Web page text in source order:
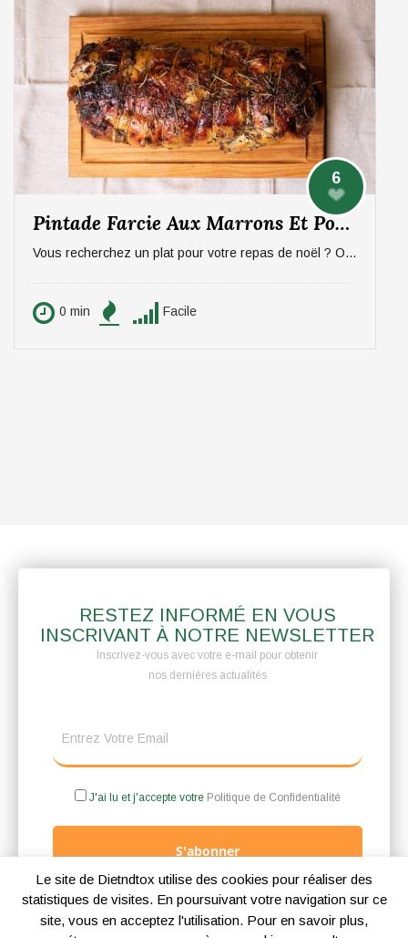
6
Pintade Farcie Aux Marrons Et Pommes, Sauce Aux Morilles
Vous recherchez un plat pour votre repas de noël ? On vous propose un plat qui épatera vos invités, digne d'un repas de fête ! La pintade farcie aux marrons et pommes, sauce aux morilles. Pour 6 personnes.
0 min Facile
RESTEZ INFORMÉ EN VOUS
INSCRIVANT À NOTRE NEWSLETTER
Inscrivez-vous avec votre e-mail pour obtenir
nos dernières actualités
J'ai lu et j'accepte votre Politique de Confidentialité
S'abonner
Le site de Dietndtox utilise des cookies pour réaliser des
statistiques de visites. En poursuivant votre navigation sur ce
site, vous en acceptez l'utilisation. Pour en savoir plus,